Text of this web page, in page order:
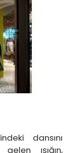
dansını
ışığın,